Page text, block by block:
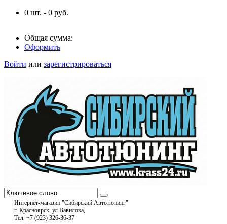
0 шт. - 0 руб.
Общая сумма:
Оформить
Войти или зарегистрироваться
Интернет-магазин "Сибирский Автотюнинг"
г. Красноярск, ул.Вавилова,
Тел. +7 (923) 326-36-37